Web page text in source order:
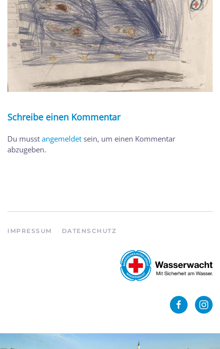
Schreibe einen Kommentar
Du musst angemeldet sein, um einen Kommentar
abzugeben.
IMPRESSUM DATENSCHUTZ